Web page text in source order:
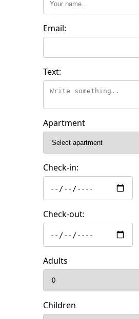
Email:
Text:
Apartment
Check-in:
Check-out:
Adults
Children